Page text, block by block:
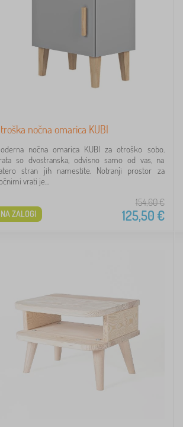
nočna omarica KUBI
nočna omarica KUBI za otroško sobo.
so dvostranska, odvisno samo od vas, na
stran jih namestite. Notranji prostor za
vrati je...
154,60€
125,50€
NA ZALOGI